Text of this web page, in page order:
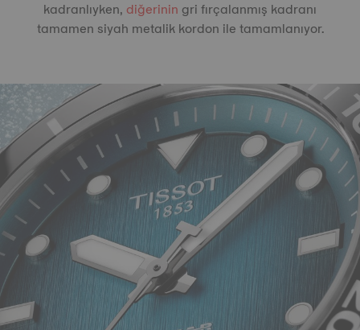
kadranlıyken, diğerinin gri fırçalanmış kadranı
tamamen siyah metalik kordon ile tamamlanıyor.